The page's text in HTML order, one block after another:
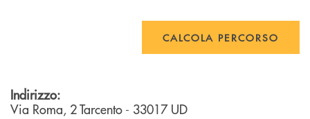
CALCOLA PERCORSO
Indirizzo:
Via Roma, 2Tarcento - 33017 UD